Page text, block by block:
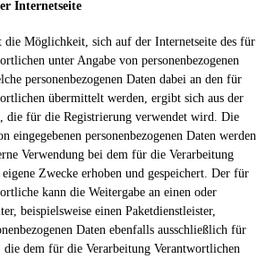
Internetseite
die Möglichkeit, sich auf der Internetseite des für
unter Angabe von personenbezogenen
personenbezogenen Daten dabei an den für
übermittelt werden, ergibt sich aus der
die für die Registrierung verwendet wird. Die
eingegebenen personenbezogenen Daten werden
Verwendung bei dem für die Verarbeitung
Zwecke erhoben und gespeichert. Der für
kann die Weitergabe an einen oder
beispielsweise einen Paketdienstleister,
Daten ebenfalls ausschließlich für
die dem für die Verarbeitung Verantwortlichen